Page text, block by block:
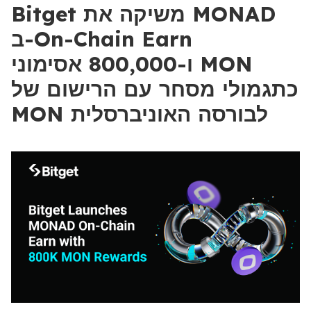
Bitget משיקה את MONAD
ב-On-Chain Earn
ו-800,000 אסימוני MON
כתגמולי מסחר עם הרישום של
MON לבורסה האוניברסלית